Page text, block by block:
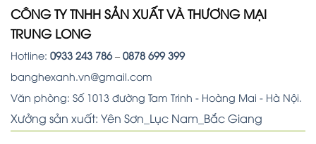
CÔNG TY TNHH SẢN XUẤT VÀ THƯƠNG MẠI
TRUNG LONG
Hotline: 0933 243 786– 0878 699 399
banghexanh.vn@gmail.com
Văn phòng: Số 1013 đường Tam Trinh - Hoàng Mai - Hà Nội.
Xưởng sản xuất: Yên Sơn_Lục Nam_Bắc Giang